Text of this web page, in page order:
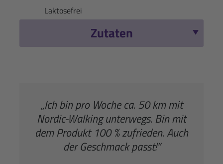
Laktosefrei
Zutaten
„Ich bin pro Woche ca. 50 km mit
Nordic-Walking unterwegs. Bin mit
dem Produkt 100 % zufrieden. Auch
der Geschmack passt!”